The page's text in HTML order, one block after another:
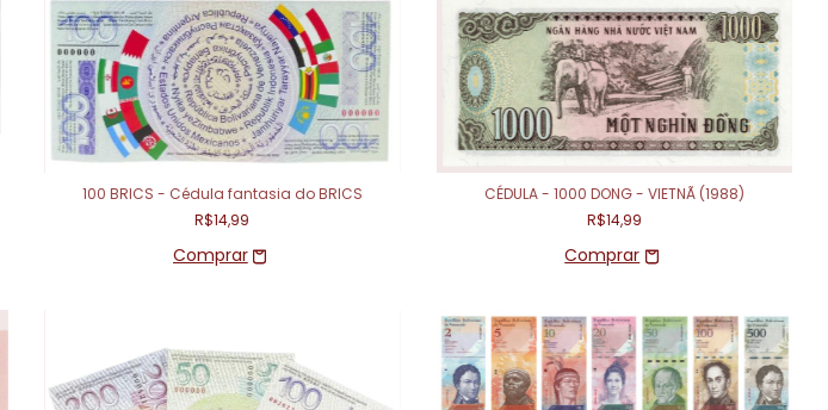
100 BRICS - Cédula fantasia do BRICS
R$14,99
CÉDULA - 1000 DONG - VIETNÃ (1988)
R$14,99